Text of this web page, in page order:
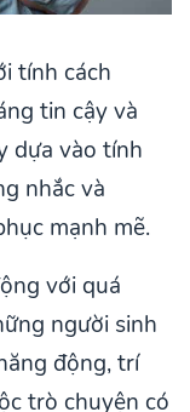
tính cách
tin cậy và
dựa vào tính
nhắc và
mạnh mẽ.
với quá
người sinh
động, trí
trò chuyện có